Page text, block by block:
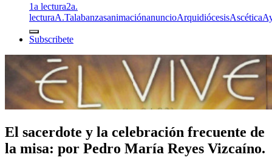
1a lectura2a.
lecturaA.TalabanzasanimaciónanuncioArquidiócesisAscética
Subscribete
El sacerdote y la celebración frecuente de
la misa: por Pedro María Reyes Vizcaíno.